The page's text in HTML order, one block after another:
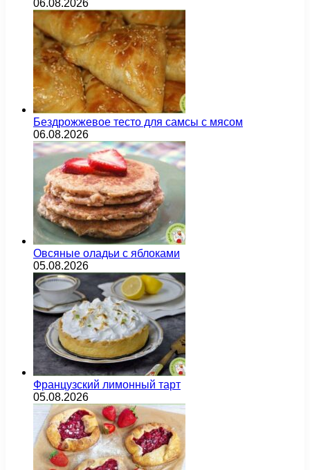
06.08.2026
Бездрожжевое тесто для самсы с мясом
06.08.2026
Овсяные оладьи с яблоками
05.08.2026
Французский лимонный тарт
05.08.2026